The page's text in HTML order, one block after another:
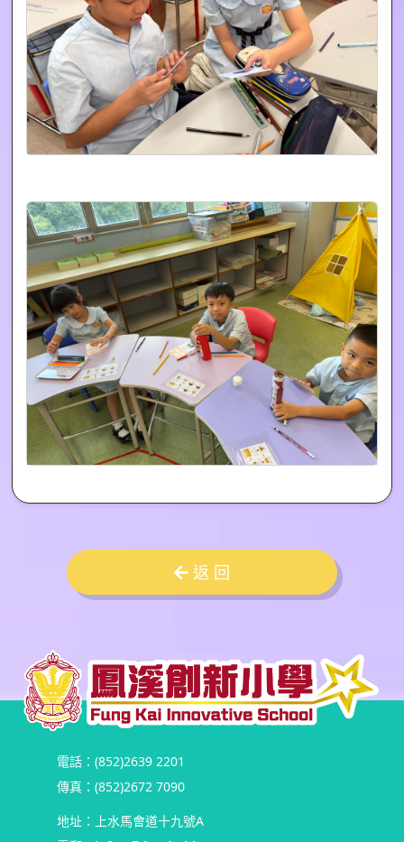
返 回
地址：上水馬會道十九號A
電話：(852)2639 2201
傳真：(852)2672 7090